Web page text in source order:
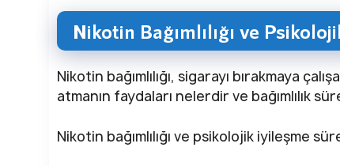
Nikotin Bağımlılığı ve
Nikotin bağımlılığı, sigarayı bırakmaya
atmanın faydaları nelerdir ve bağımlılık
Nikotin bağımlılığı ve psikolojik iyileşme